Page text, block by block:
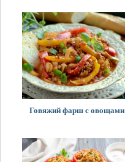
Говяжий фарш с овощами